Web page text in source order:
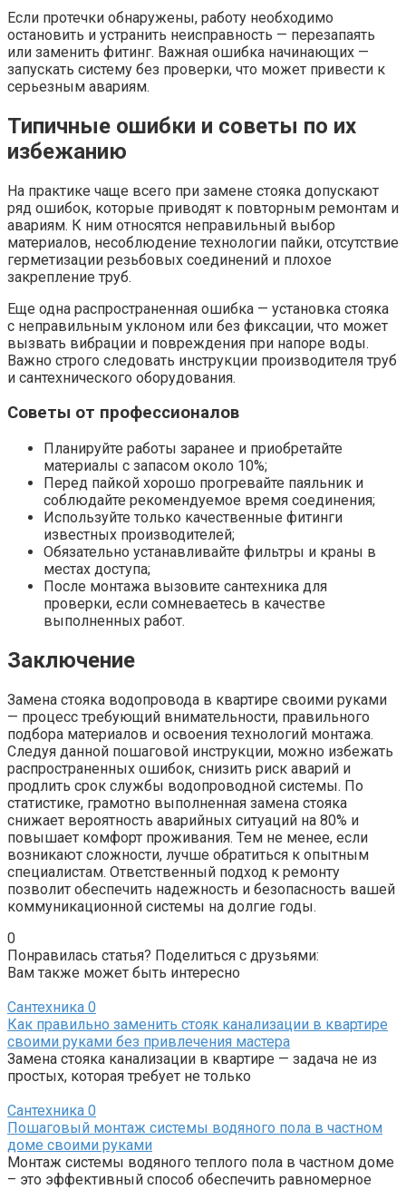
Если протечки обнаружены, работу необходимо
остановить и устранить неисправность — перезапаять
или заменить фитинг. Важная ошибка начинающих —
запускать систему без проверки, что может привести к
серьезным авариям.
Типичные ошибки и советы по их
избежанию
На практике чаще всего при замене стояка допускают
ряд ошибок, которые приводят к повторным ремонтам и
авариям. К ним относятся неправильный выбор
материалов, несоблюдение технологии пайки, отсутствие
герметизации резьбовых соединений и плохое
закрепление труб.
Еще одна распространенная ошибка — установка стояка
с неправильным уклоном или без фиксации, что может
вызвать вибрации и повреждения при напоре воды.
Важно строго следовать инструкции производителя труб
и сантехнического оборудования.
Советы от профессионалов
Планируйте работы заранее и приобретайте
материалы с запасом около 10%;
Перед пайкой хорошо прогревайте паяльник и
соблюдайте рекомендуемое время соединения;
Используйте только качественные фитинги
известных производителей;
Обязательно устанавливайте фильтры и краны в
местах доступа;
После монтажа вызовите сантехника для
проверки, если сомневаетесь в качестве
выполненных работ.
Заключение
Замена стояка водопровода в квартире своими руками
— процесс требующий внимательности, правильного
подбора материалов и освоения технологий монтажа.
Следуя данной пошаговой инструкции, можно избежать
распространенных ошибок, снизить риск аварий и
продлить срок службы водопроводной системы. По
статистике, грамотно выполненная замена стояка
снижает вероятность аварийных ситуаций на 80% и
повышает комфорт проживания. Тем не менее, если
возникают сложности, лучше обратиться к опытным
специалистам. Ответственный подход к ремонту
позволит обеспечить надежность и безопасность вашей
коммуникационной системы на долгие годы.
0
Понравилась статья? Поделиться с друзьями:
Вам также может быть интересно
Сантехника 0
Как правильно заменить стояк канализации в квартире
своими руками без привлечения мастера
Замена стояка канализации в квартире — задача не из
простых, которая требует не только
Сантехника 0
Пошаговый монтаж системы водяного пола в частном
доме своими руками
Монтаж системы водяного теплого пола в частном доме
– это эффективный способ обеспечить равномерное